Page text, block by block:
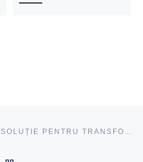
INOVAȚIILE DIGITALE – SOLUȚIE PENTRU TRANSFORMAREA EDUCAȚIEI